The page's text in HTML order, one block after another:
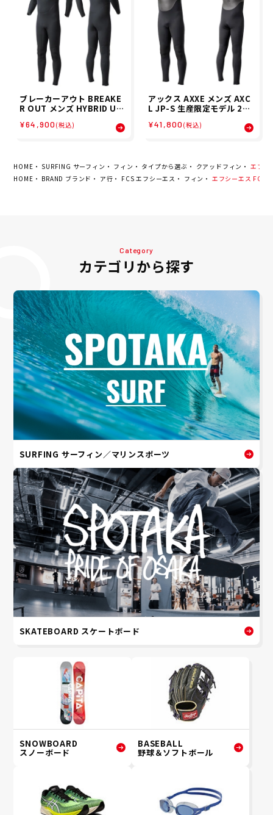
ブレーカーアウト BREAKE
R OUT メンズ HYBRID U-
フルスーツ サーフィン ウエ
¥64,900 (税込)
アックス AXXE メンズ AXC
L JP-S 生産限定モデル 2m
ウエットスーツ 2021-26M
¥41,800 (税込)
HOME SURFING サーフィン フィン タイプから選ぶ クアッドフィン
エフシ
HOME
BRAND ブランド ア行 FCS エフシーエス フィン エフシーエス FCS
Category
カテゴリから探す
SURFING サーフィン／マリンスポーツ
SKATEBOARD スケートボード
SNOWBOARD
スノーボード
BASEBALL
野球＆ソフトボール